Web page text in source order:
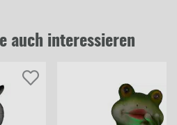
auch interessieren